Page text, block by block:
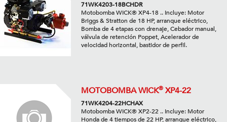
71WK4203-18BCHDR
Motobomba WICK® XP4-18 .. Incluye: Motor
Briggs & Stratton de 18 HP, arranque eléctrico,
Bomba de 4 etapas con drenaje, Cebador manual,
válvula de retención Poppet, Acelerador de
velocidad horizontal, bastidor de perfil.
MOTOBOMBA WICK® XP4-22
71WK4204-22HCHAX
Motobomba WICK® XP2-22 .. Incluye: Motor
Honda de 4 tiempos de 22 HP, arranque eléctrico,